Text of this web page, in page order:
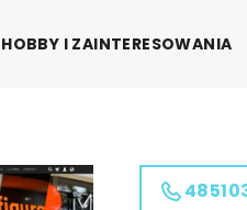
HOBBY I ZAINTERESOWANIA